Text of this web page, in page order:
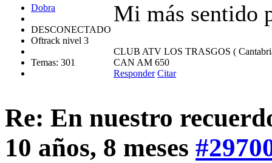
Dobra
DESCONECTADO
Oftrack nivel 3
Temas: 301
Mi más sentido
CLUB ATV LOS TRASGOS (
CAN AM 650
Responder Citar
Re: En nuestro
10 años, 8 meses